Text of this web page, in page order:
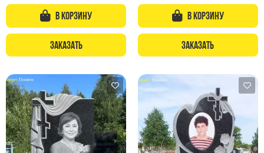
Памятники жене
Памятники девушке
Памятники дедушке
Памятники мужу
Памятники отцу
Памятники парню
В корзину
Заказать
В корзину
Заказать